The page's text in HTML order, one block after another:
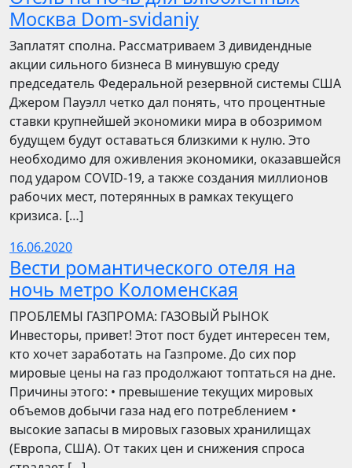
Москва Dom-svidaniy
Заплатят сполна. Рассматриваем 3 дивидендные
акции сильного бизнеса В минувшую среду
председатель Федеральной резервной системы США
Джером Пауэлл четко дал понять, что процентные
ставки крупнейшей экономики мира в обозримом
будущем будут оставаться близкими к нулю. Это
необходимо для оживления экономики, оказавшейся
под ударом COVID-19, а также создания миллионов
рабочих мест, потерянных в рамках текущего
кризиса. […]
16.06.2020
Вести романтического отеля на
ночь метро Коломенская
ПРОБЛЕМЫ ГАЗПРОМА: ГАЗОВЫЙ РЫНОК
Инвесторы, привет! Этот пост будет интересен тем,
кто хочет заработать на Газпроме. До сих пор
мировые цены на газ продолжают топтаться на дне.
Причины этого: • превышение текущих мировых
объемов добычи газа над его потреблением •
высокие запасы в мировых газовых хранилищах
(Европа, США). От таких цен и снижения спроса